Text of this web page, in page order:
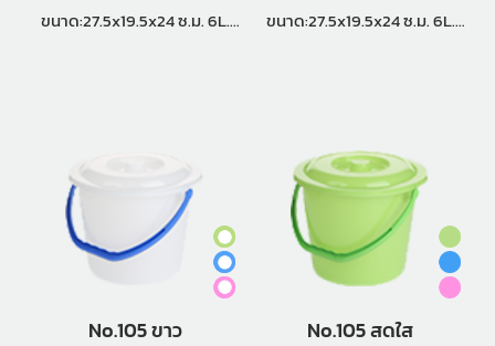
ขนาด:27.5x19.5x24 ซ.ม. 6L.
ขนาด:27.5x19.5x24 ซ.ม. 6L.
No.105 ขาว No.105 สดใส